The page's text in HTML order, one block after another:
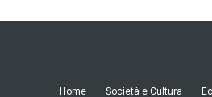
Model
21:25, 04/
Home Società e Cultura